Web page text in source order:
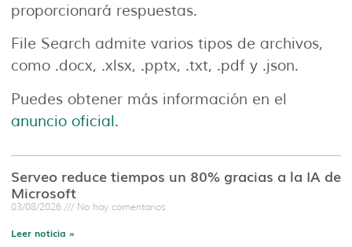
proporcionará respuestas.
File Search admite varios tipos de archivos,
como .docx, .xlsx, .pptx, .txt, .pdf y .json.
Puedes obtener más información en el
anuncio oficial.
Serveo reduce tiempos un 80% gracias a la IA de
Microsoft
03/08/2026 No hay comentarios
Leer noticia »